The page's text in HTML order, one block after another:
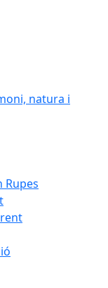
natura i
Rupes